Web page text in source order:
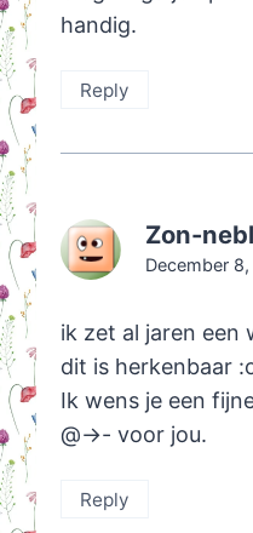
handig.
Reply
Zon-
December
ik zet al jaren een
dit is herkenbaar
Ik wens je een
@->- voor jou.
Reply